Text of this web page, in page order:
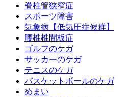
脊柱管狭窄症
スポーツ障害
気象病【低気圧症候群】
腰椎椎間板症
ゴルフのケガ
サッカーのケガ
テニスのケガ
バスケットボールのケガ
めまい